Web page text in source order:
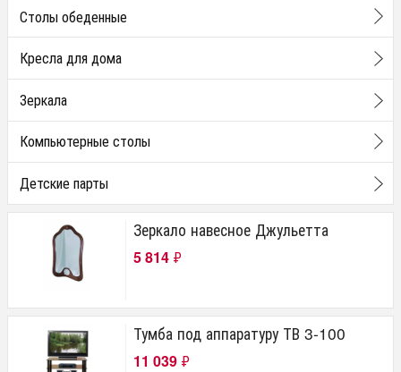
Столы обеденные
Кресла для дома
Зеркала
Компьютерные столы
Детские парты
Зеркало навесное Джульетта
5 814 ₽
Тумба под аппаратуру ТВ 3-100
11 039 ₽